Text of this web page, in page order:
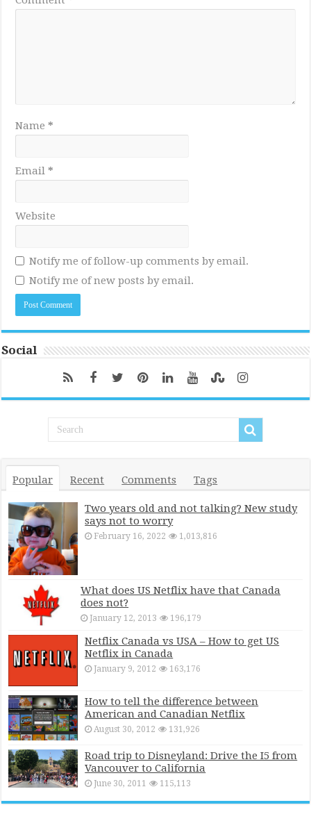
Name *
Email *
Website
Notify me of follow-up comments by email.
Notify me of new posts by email.
Social
Popular Recent Comments Tags
Two years old and not talking? New study
says not to worry
February 16, 2022 1,013,816
What does US Netflix have that Canada
does not?
January 12, 2013 196,179
Netflix Canada vs USA – How to get US
Netflix in Canada
January 9, 2012 163,176
How to tell the difference between
American and Canadian Netflix
August 30, 2012 131,926
Road trip to Disneyland: Drive the I5 from
Vancouver to California
June 30, 2011 115,113